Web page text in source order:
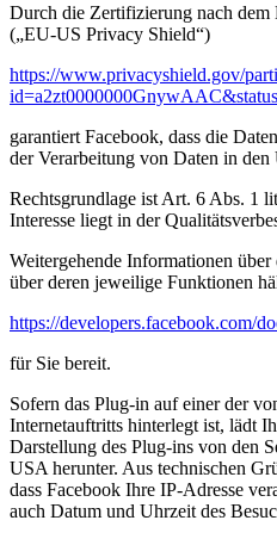
Durch die Zertifizierung nach
(„EU-US Privacy Shield“)
https://www.privacyshield.gov/
garantiert Facebook, dass die
der Verarbeitung von Daten in
Rechtsgrundlage ist Art. 6 Abs. 1
Interesse liegt in der
Weitergehende Informationen
über deren jeweilige Funktionen
https://developers.facebook.com/
für Sie bereit.
Sofern das Plug-in auf einer der
Internetauftritts hinterlegt ist, lädt
Darstellung des Plug-ins von den
USA herunter. Aus technischen
dass Facebook Ihre IP-Adresse
auch Datum und Uhrzeit des